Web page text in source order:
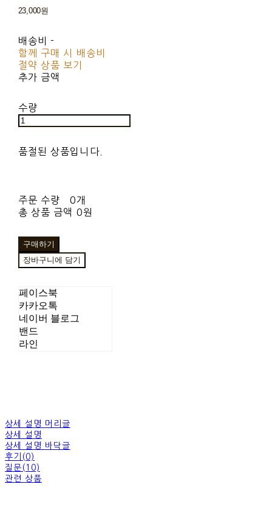
23,000원
배송비-
함께 구매 시 배송비
절약 상품 보기
추가 금액
수량
품절된 상품입니다.
주문 수량
0개
총 상품 금액 0원
구매하기
장바구니에 담기
페이스북
카카오톡
네이버 블로그
밴드
라인
상세 설명 머리글
상세 설명
상세 설명 바닥글
후기(0)
질문(10)
관련 상품